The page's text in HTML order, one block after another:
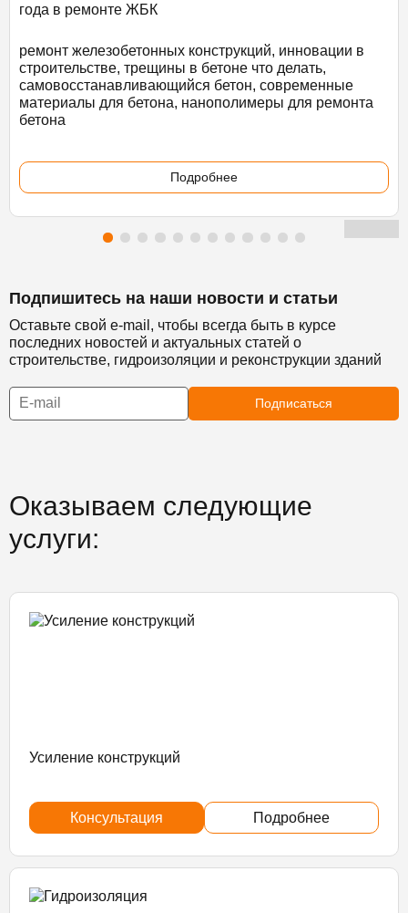
года в ремонте ЖБК
ремонт железобетонных конструкций, инновации в
строительстве, трещины в бетоне что делать,
самовосстанавливающийся бетон, современные
материалы для бетона, нанополимеры для ремонта
бетона
Подробнее
Подпишитесь на наши новости и статьи
Оставьте свой e-mail, чтобы всегда быть в курсе
последних новостей и актуальных статей о
строительстве, гидроизоляции и реконструкции зданий
Подписаться
Оказываем следующие
услуги:
Усиление конструкций
Консультация Подробнее